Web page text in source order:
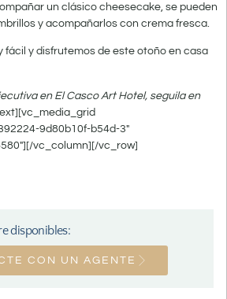
un clásico cheesecake, se pueden
y acompañarlos con crema fresca.
fácil y disfrutemos de este otoño en casa
en El Casco Art Hotel, seguila en
9d80b10f-b54d-3″
vc_column][/vc_row]
disponibles:
CON UN AGENTE